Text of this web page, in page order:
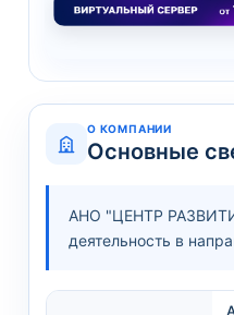
О КОМПАНИИ
Основные
АНО "ЦЕНТР
деятельность в